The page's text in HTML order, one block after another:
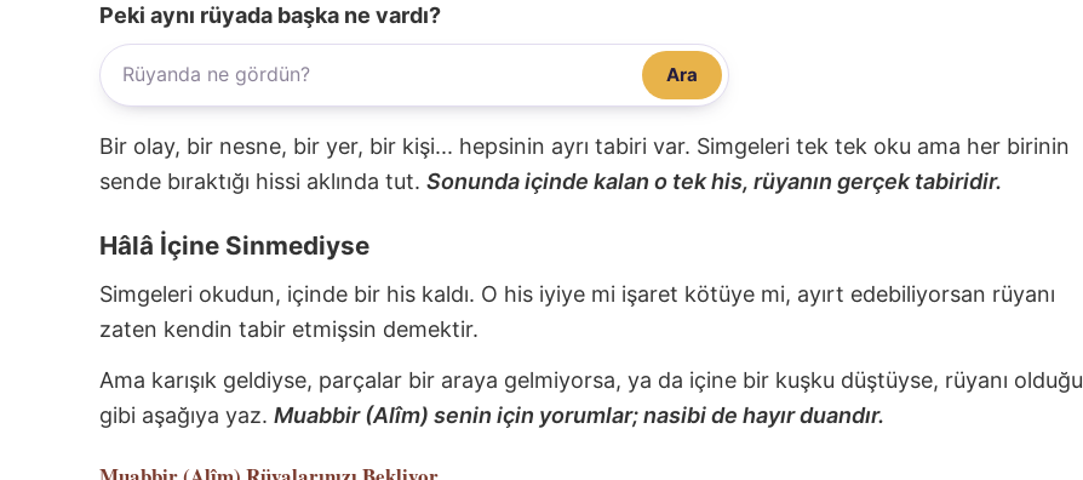
Peki aynı rüyada başka ne vardı?
Ara
Bir olay, bir nesne, bir yer, bir kişi... hepsinin ayrı tabiri var. Simgeleri tek tek oku ama her birinin
sende bıraktığı hissi aklında tut. Sonunda içinde kalan o tek his, rüyanın gerçek tabiridir.
Hâlâ İçine Sinmediyse
Simgeleri okudun, içinde bir his kaldı. O his iyiye mi işaret kötüye mi, ayırt edebiliyorsan rüyanı
zaten kendin tabir etmişsin demektir.
Ama karışık geldiyse, parçalar bir araya gelmiyorsa, ya da içine bir kuşku düştüyse, rüyanı olduğu
gibi aşağıya yaz. Muabbir (Alîm) senin için yorumlar; nasibi de hayır duandır.